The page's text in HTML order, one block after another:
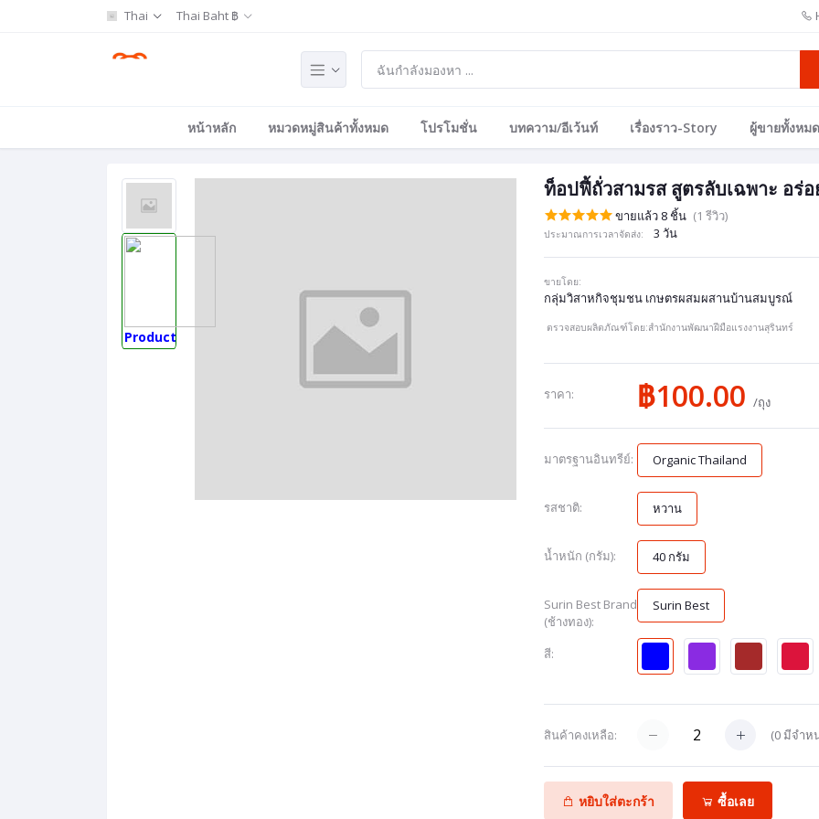
Thai Thai Baht ฿
หน้าหลัก หมวดหมู่สินค้าทั้งหมด โปรโมชั่น บทความ/อีเว้นท์ เรื่องราว-Story ผู้ขายทั้งหมด
Product
ท็อปฟี้ถั่วสามรส สูตรลับเฉพาะ อร่อ
ขายแล้ว 8 ชิ้น (1 รีวิว)
ประมาณการเวลาจัดส่ง: 3 วัน
ขายโดย:
กลุ่มวิสาหกิจชุมชน เกษตรผสมผสานบ้านสมบูรณ์
ตรวจสอบผลิตภัณฑ์โดย:สำนักงานพัฒนาฝีมือแรงงานสุรินทร์
ราคา: ฿100.00/ถุง
มาตรฐานอินทรีย์: Organic Thailand
รสชาติ: หวาน
น้ำหนัก (กรัม): 40 กรัม
Surin Best Brand
(ช้างทอง):
Surin Best
สี:
สินค้าคงเหลือ: (0มีจำห
หยิบใส่ตะกร้า ซื้อเลย